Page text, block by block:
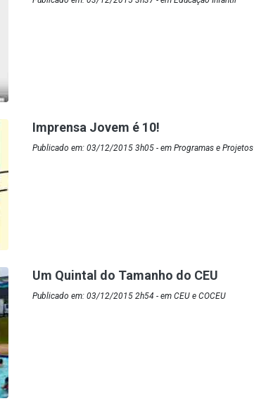
Imprensa Jovem é 10!
Publicado em: 03/12/2015 3h05 - em Programas e Projetos
Um Quintal do Tamanho do CEU
Publicado em: 03/12/2015 2h54 - em CEU e COCEU